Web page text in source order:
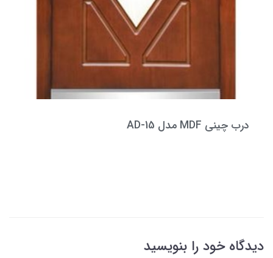
درب چینی MDF مدل AD-15
دیدگاه خود را بنویسید